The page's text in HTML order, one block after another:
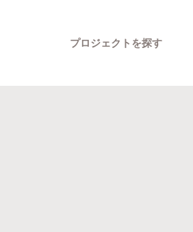
プロジェクトを探す